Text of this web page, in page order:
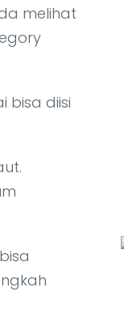
melihat
bisa diisi